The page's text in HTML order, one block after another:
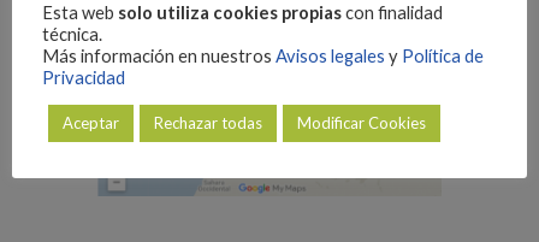
Esta web solo utiliza cookies propiascon finalidad
técnica.
Más información en nuestros Avisos legales y Política de
Privacidad
Aceptar Rechazar todas Modificar Cookies